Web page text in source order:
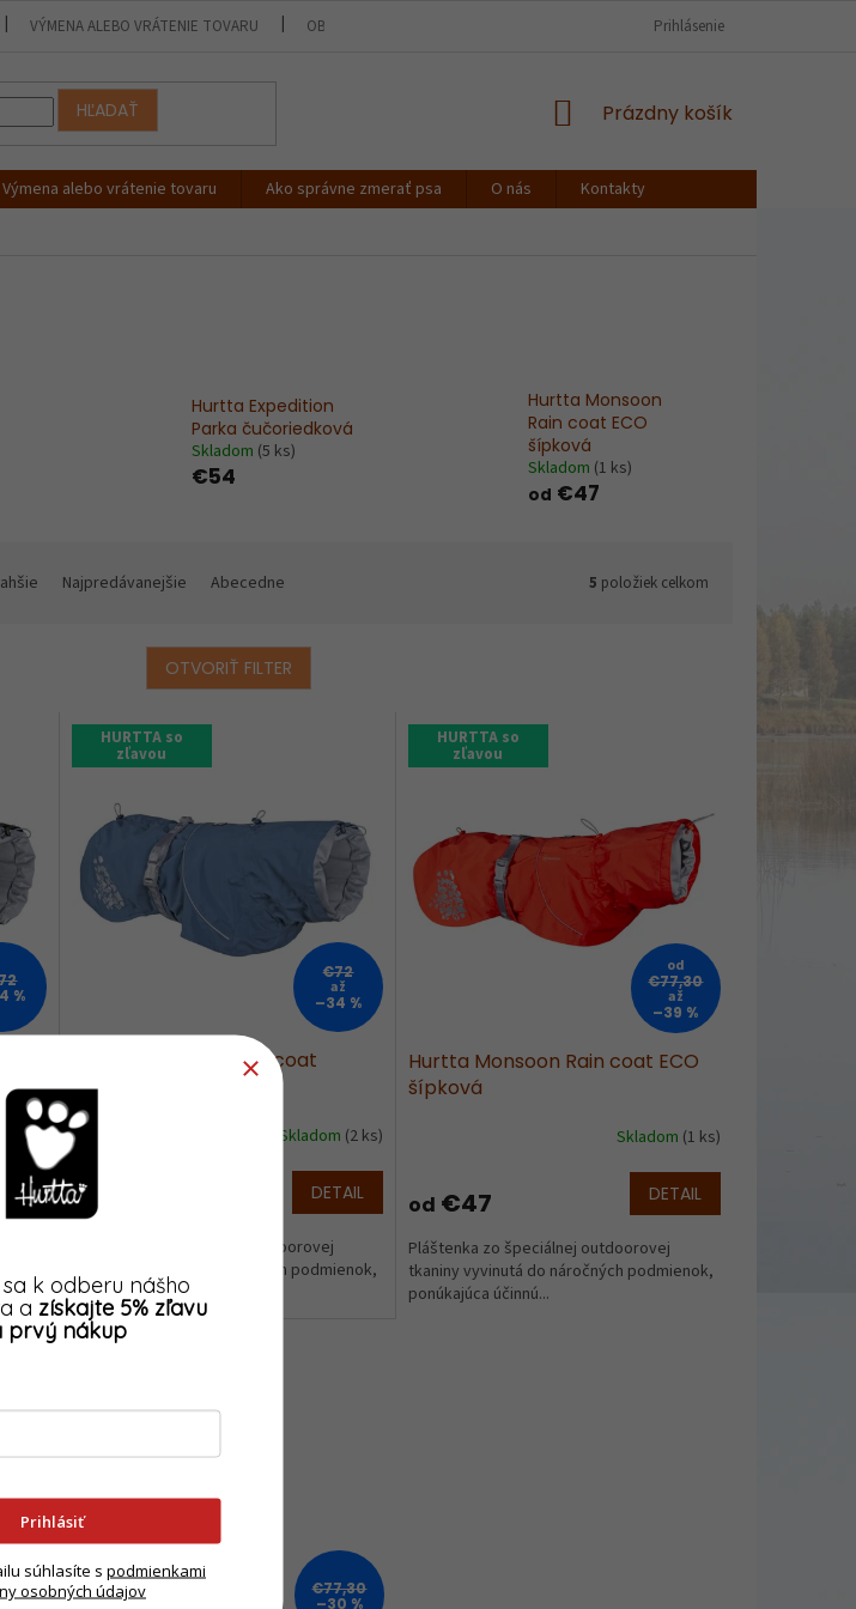
VÝMENA ALEBO VRÁTENIE TOVARU OBCHODNÉ PODMIENKY PODMIENKY OCHRANY OSOBNÝCH ÚDAJOV
Prihlásenie
HĽADAŤ
NÁKUPNÝ
Prázdny košík
Výmena alebo vrátenie tovaru Ako správne zmerať psa O nás
Kontakty
Hurtta Expedition
Parka čučoriedková
Skladom (5 ks)
€54
Hurtta Monsoon
Rain coat ECO
šípková
Skladom (1 ks)
od €47
Najpredávanejšie Abecedne 5 položiek celkom
OTVORIŤ FILTER
%
(1 ks)
HURTTA so
zľavou
€72
až
–34 %
Hurtta Monsoon Rain coat
čučoriedková
Skladom (2 ks)
od DETAIL
Pláštenka zo špeciálnej outdoorovej
tkaniny vyvinutá do náročných podmienok,
ponúkajúca účinnú...
HURTTA so
zľavou
od
€77,30
až
–39 %
Hurtta Monsoon Rain coat ECO
šípková
Skladom (1 ks)
od €47 DETAIL
Pláštenka zo špeciálnej outdoorovej
tkaniny vyvinutá do náročných podmienok,
ponúkajúca účinnú...
%
€77,30
–30 %
sa k odberu nášho
a získajte 5% zľavu
prvý nákup
Prihlásiť
súhlasíte s podmienkami
osobných údajov